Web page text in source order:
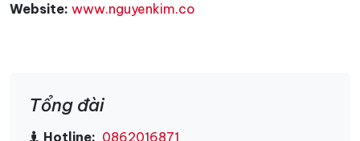
Website: www.nguyenkim.co
Tổng đài
Hotline: 0862016871